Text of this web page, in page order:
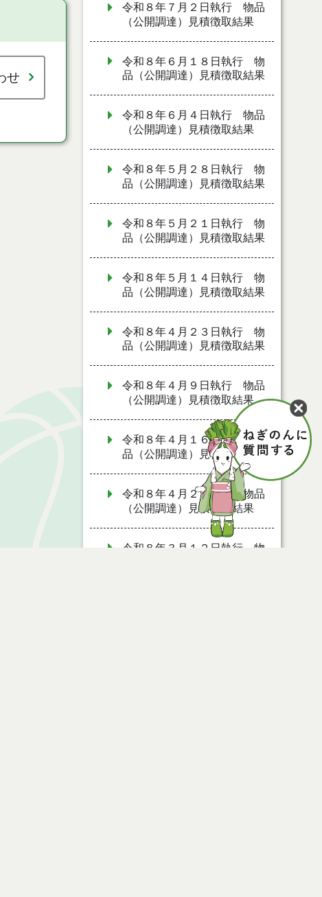
せ
令和８年７月２日執行 物品
（公開調達）見積徴取結果
令和８年６月１８日執行 物
品（公開調達）見積徴取結果
令和８年６月４日執行 物品
（公開調達）見積徴取結果
令和８年５月２８日執行 物
品（公開調達）見積徴取結果
令和８年５月２１日執行 物
品（公開調達）見積徴取結果
令和８年５月１４日執行 物
品（公開調達）見積徴取結果
令和８年４月２３日執行 物
品（公開調達）見積徴取結果
令和８年４月９日執行 物品
（公開調達）見積徴取結果
令和８年４月１６日執行 物
品（公開調達）見積徴取結果
令和８年４月２日執行 物品
（公開調達）見積徴取結果
令和８年３月１２日執行 物